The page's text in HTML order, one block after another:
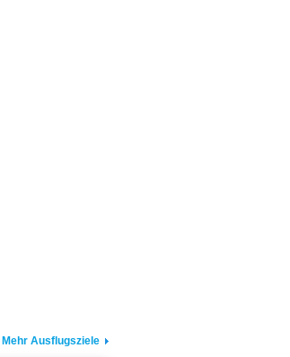
Mehr Ausflugsziele